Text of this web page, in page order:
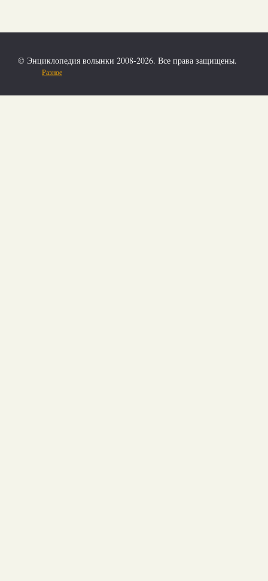
© Энциклопедия волынки 2008-2026. Все права защищены.
Разное